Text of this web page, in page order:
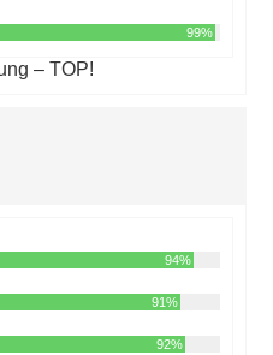
99%
– TOP!
94%
91%
92%